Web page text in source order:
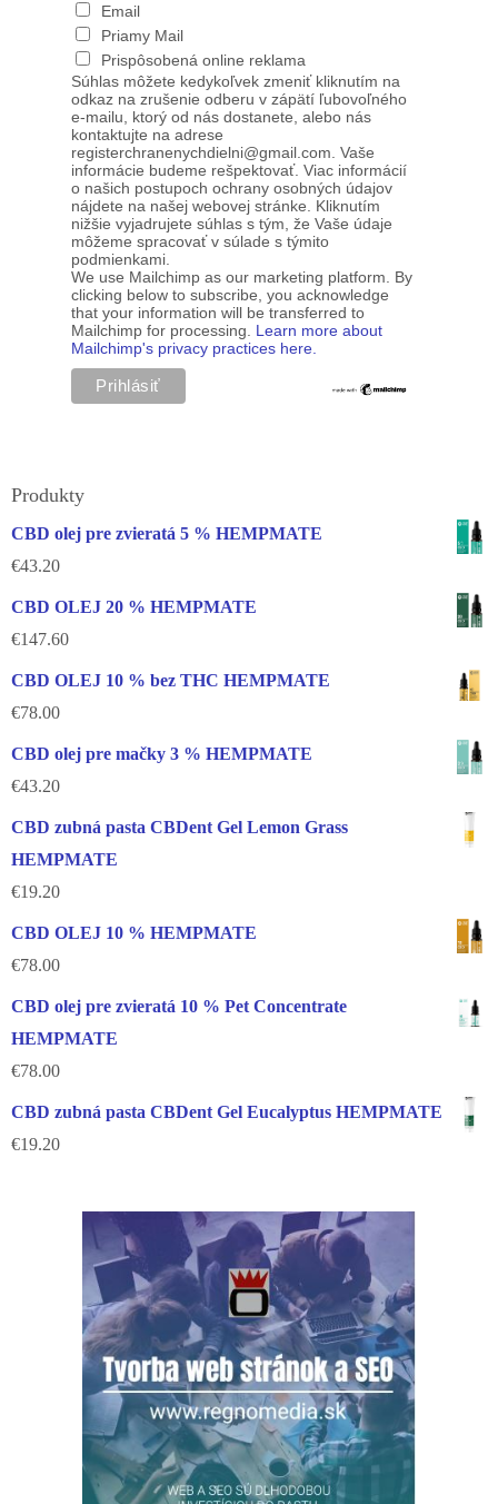
Email
Priamy Mail
Prispôsobená online reklama
Súhlas môžete kedykoľvek zmeniť kliknutím na
odkaz na zrušenie odberu v zápätí ľubovoľného
e-mailu, ktorý od nás dostanete, alebo nás
kontaktujte na adrese
registerchranenychdielni@gmail.com. Vaše
informácie budeme rešpektovať. Viac informácií
o našich postupoch ochrany osobných údajov
nájdete na našej webovej stránke. Kliknutím
nižšie vyjadrujete súhlas s tým, že Vaše údaje
môžeme spracovať v súlade s týmito
podmienkami.
We use Mailchimp as our marketing platform. By
clicking below to subscribe, you acknowledge
that your information will be transferred to
Mailchimp for processing. Learn more about
Mailchimp's privacy practices here.
Produkty
CBD olej pre zvieratá 5 % HEMPMATE
€43.20
CBD OLEJ 20 % HEMPMATE
€147.60
CBD OLEJ 10 % bez THC HEMPMATE
€78.00
CBD olej pre mačky 3 % HEMPMATE
€43.20
CBD zubná pasta CBDent Gel Lemon Grass
HEMPMATE
€19.20
CBD OLEJ 10 % HEMPMATE
€78.00
CBD olej pre zvieratá 10 % Pet Concentrate
HEMPMATE
€78.00
CBD zubná pasta CBDent Gel Eucalyptus HEMPMATE
€19.20